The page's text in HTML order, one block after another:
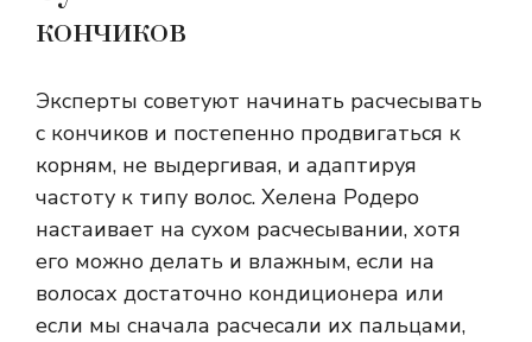
кончиков
Эксперты советуют начинать расчесывать
с кончиков и постепенно продвигаться к
корням, не выдергивая, и адаптируя
частоту к типу волос. Хелена Родеро
настаивает на сухом расчесывании, хотя
его можно делать и влажным, если на
волосах достаточно кондиционера или
если мы сначала расчесали их пальцами,